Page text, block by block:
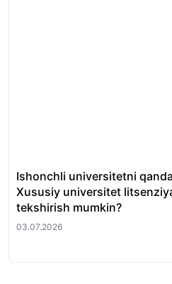
Ishonchli universitetni
Xususiy universitet
tekshirish mumkin?
03.07.2026